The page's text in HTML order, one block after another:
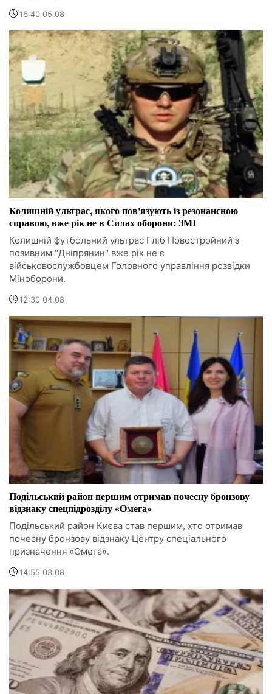
16:40 05.08
Колишній ультрас, якого пов'язують із резонансною
справою, вже рік не в Силах оборони: ЗМІ
Колишній футбольний ультрас Гліб Новостройний з
позивним "Дніпрянин" вже рік не є
військовослужбовцем Головного управління розвідки
Міноборони.
12:30 04.08
Подільський район першим отримав почесну бронзову
відзнаку спецпідрозділу «Омега»
Подільський район Києва став першим, хто отримав
почесну бронзову відзнаку Центру спеціального
призначення «Омега».
14:55 03.08